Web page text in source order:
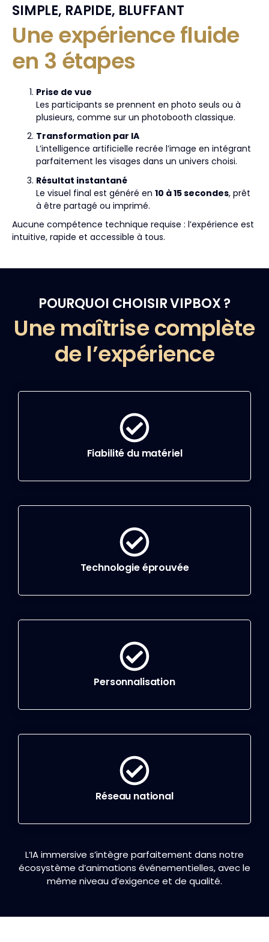
SIMPLE, RAPIDE, BLUFFANT
Une expérience fluide
en 3 étapes
Prise de vue
Les participants se prennent en photo seuls ou à
plusieurs, comme sur un photobooth classique.
Transformation par IA
L’intelligence artificielle recrée l’image en intégrant
parfaitement les visages dans un univers choisi.
Résultat instantané
Le visuel final est généré en 10 à 15 secondes, prêt
à être partagé ou imprimé.
Aucune compétence technique requise : l’expérience est
intuitive, rapide et accessible à tous.
POURQUOI CHOISIR VIPBOX ?
Une maîtrise complète
de l’expérience
Fiabilité du matériel
Technologie éprouvée
Personnalisation
Réseau national
L’IA immersive s’intègre parfaitement dans notre
écosystème d’animations événementielles, avec le
même niveau d’exigence et de qualité.